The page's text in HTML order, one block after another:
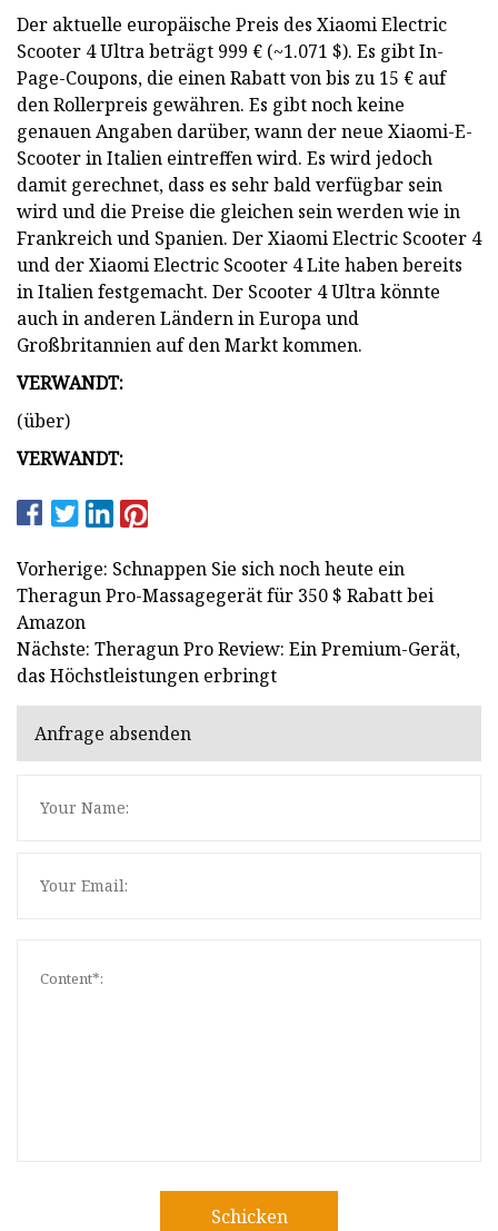
Der aktuelle europäische Preis des Xiaomi Electric
Scooter 4 Ultra beträgt 999 € (~1.071 $). Es gibt In-
Page-Coupons, die einen Rabatt von bis zu 15 € auf
den Rollerpreis gewähren. Es gibt noch keine
genauen Angaben darüber, wann der neue Xiaomi-E-
Scooter in Italien eintreffen wird. Es wird jedoch
damit gerechnet, dass es sehr bald verfügbar sein
wird und die Preise die gleichen sein werden wie in
Frankreich und Spanien. Der Xiaomi Electric Scooter 4
und der Xiaomi Electric Scooter 4 Lite haben bereits
in Italien festgemacht. Der Scooter 4 Ultra könnte
auch in anderen Ländern in Europa und
Großbritannien auf den Markt kommen.
VERWANDT:
(über)
VERWANDT:
Vorherige: Schnappen Sie sich noch heute ein
Theragun Pro-Massagegerät für 350 $ Rabatt bei
Amazon
Nächste: Theragun Pro Review: Ein Premium-Gerät,
das Höchstleistungen erbringt
Anfrage absenden
Schicken